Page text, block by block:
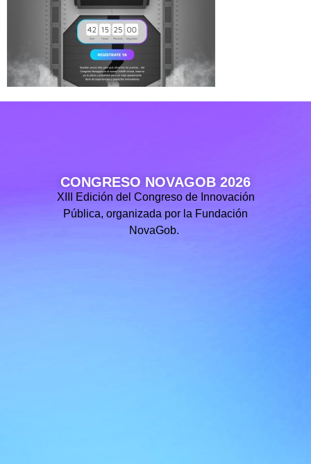
CONGRESO NOVAGOB 2026
XIII Edición del Congreso de Innovación
Pública, organizada por la Fundación
NovaGob.